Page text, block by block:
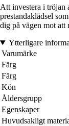
Att investera i tröjan
prestandaklädsel
dig på vägen mot att
Ytterligare
Varumärke
Färg
Färg
Kön
Åldersgrupp
Egenskaper
Huvudsakligt